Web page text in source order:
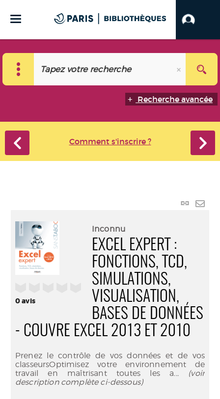
Recherche avancée
Comment s'inscrire ?
Lien
0avis
Inconnu
EXCEL EXPERT :
FONCTIONS, TCD,
SIMULATIONS,
VISUALISATION,
BASES DE DONNÉES
- COUVRE EXCEL 2013 ET 2010
Prenez le contrôle de vos données et de vos
classeursOptimisez votre environnement de
travail en maîtrisant toutes les a... (voir
description complète ci-dessous)